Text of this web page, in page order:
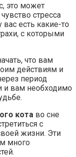
это может
стресса
есть какие-то
с которыми
что вам
действиям и
период
и вам необходимо
кота во сне
с
жизни. Эти
много